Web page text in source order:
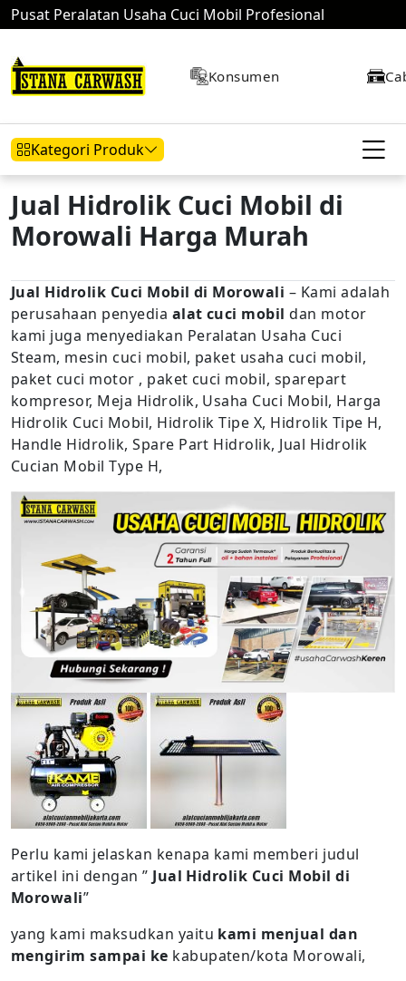
Pusat Peralatan Usaha Cuci Mobil Profesional
Konsumen
Kategori Produk
Hidrolik Mobil Hidrolik Motor Kompresor
Mesin Air
Jual Hidrolik Cuci Mobil di
Morowali Harga Murah
Jual Hidrolik Cuci Mobil di Morowali – Kami adalah
perusahaan penyedia alat cuci mobil dan motor
kami juga menyediakan Peralatan Usaha Cuci
Steam, mesin cuci mobil, paket usaha cuci mobil,
paket cuci motor , paket cuci mobil, sparepart
kompresor, Meja Hidrolik, Usaha Cuci Mobil, Harga
Hidrolik Cuci Mobil, Hidrolik Tipe X, Hidrolik Tipe H,
Handle Hidrolik, Spare Part Hidrolik, Jual Hidrolik
Cucian Mobil Type H,
Perlu kami jelaskan kenapa kami memberi judul
artikel ini dengan ” Jual Hidrolik Cuci Mobil di
Morowali”
yang kami maksudkan yaitu kami menjual dan
mengirim sampai ke kabupaten/kota Morowali,